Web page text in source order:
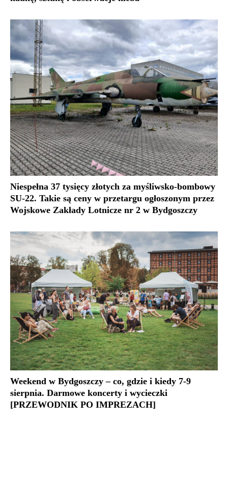
Niespełna 37 tysięcy złotych za myśliwsko-bombowy
SU-22. Takie są ceny w przetargu ogłoszonym przez
Wojskowe Zakłady Lotnicze nr 2 w Bydgoszczy
Weekend w Bydgoszczy – co, gdzie i kiedy 7-9
sierpnia. Darmowe koncerty i wycieczki
[PRZEWODNIK PO IMPREZACH]